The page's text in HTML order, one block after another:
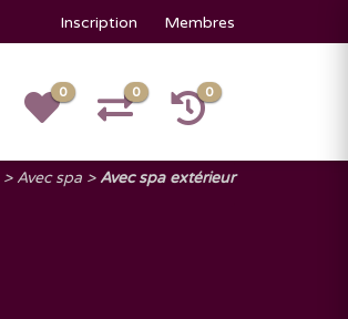
Inscription Membres
0 0 0
Avec spa Avec spa extérieur